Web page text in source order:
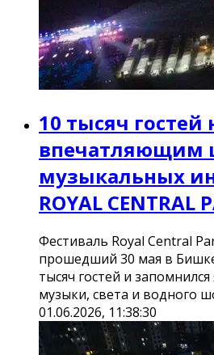
10 тысяч гостей
впечатляющим
музыкальных
ROYAL CENTRAL
Фестиваль Royal Central
прошедший 30 мая в
тысяч гостей и
музыки, света и водного
01.06.2026, 11:38:30